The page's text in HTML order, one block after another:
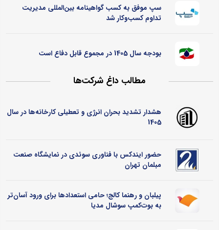
سپ موفق به کسب گواهینامه بین‌المللی مدیریت
تداوم کسب‌و‌کار شد
بودجه سال 1405 در مجموع قابل دفاع است
مطالب داغ شرکت‌ها
هشدار تشدید بحران انرژی و تعطیلی کارخانه‌ها در سال
1405
حضور ایندکس با فناوری سوئدی در نمایشگاه صنعت
مبلمان تهران
پیلبان و رهنما کالج؛ حامی استعدادها برای ورود آسان‌تر
به بوت‌کمپ سوشال مدیا